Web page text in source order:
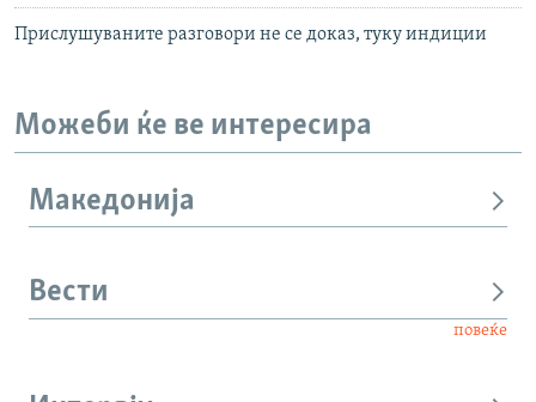
Прислушуваните разговори не се доказ, туку индиции
Можеби ќе ве интересира
Македонија
Вести
повеќе